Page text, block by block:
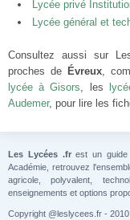
Lycée privé
Lycée général et
Consultez aussi sur
proches de Évreux,
lycée à Gisors, les
Audemer, pour lire les
Les Lycées .frest un guide
Académie, retrouvez
agricole, polyvalent,
enseignements et options
Copyright @leslycees.fr -